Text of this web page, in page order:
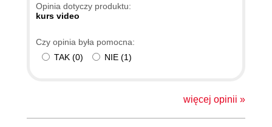
Opinia dotyczy produktu:
kurs video
Czy opinia była pomocna:
TAK (0) NIE (1)
więcej opinii »